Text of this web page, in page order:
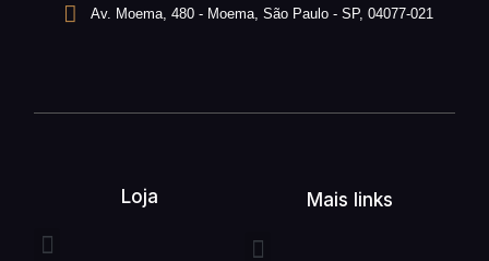
Av. Moema, 480 - Moema, São Paulo - SP, 04077-021
Loja Mais links